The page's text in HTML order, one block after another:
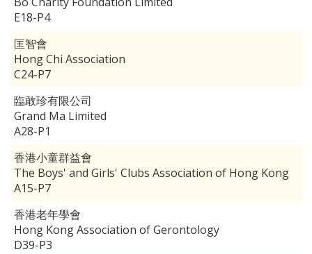
E18-P4
匡智會
Hong Chi Association
C24-P7
臨敢珍有限公司
Grand Ma Limited
A28-P1
香港小童群益會
The Boys' and Girls' Clubs Association of Hong Kong
A15-P7
香港老年學會
Hong Kong Association of Gerontology
D39-P3